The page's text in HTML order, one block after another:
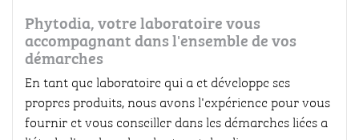
Phytodia, votre laboratoire vous
accompagnant dans l'ensemble de vos
démarches
En tant que laboratoire qui a et développe ses
propres produits, nous avons l'expérience pour vous
fournir et vous conseiller dans les démarches liées a